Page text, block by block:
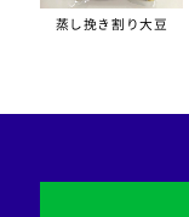
蒸し挽き割り大豆